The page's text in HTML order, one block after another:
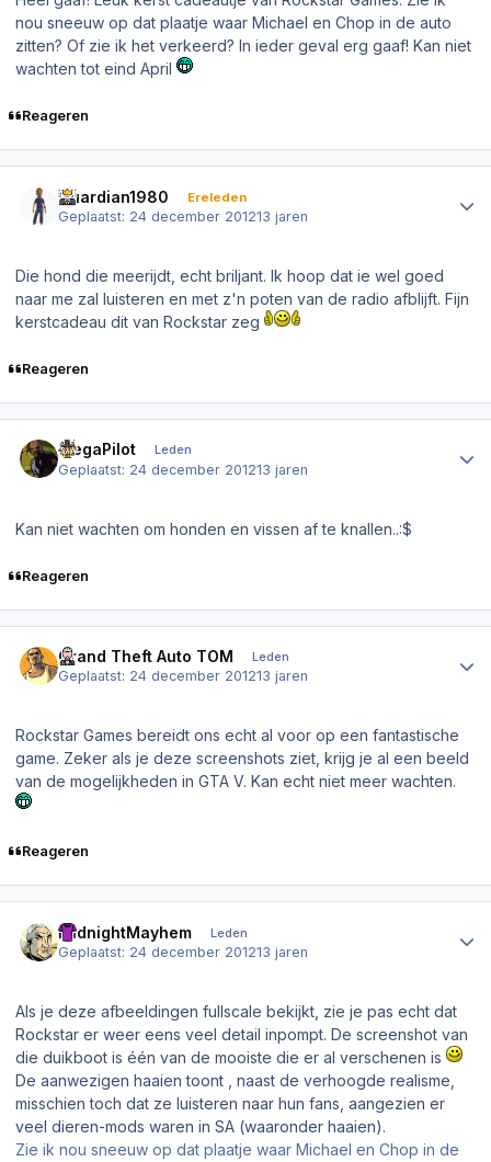
nou sneeuw op dat plaatje waar Michael en Chop in de auto
zitten? Of zie ik het verkeerd? In ieder geval erg gaaf! Kan niet
wachten tot eind April
Reageren
Guardian1980 Ereleden
Geplaatst: 24 december 201213 jaren
Die hond die meerijdt, echt briljant. Ik hoop dat ie wel goed
naar me zal luisteren en met z'n poten van de radio afblijft. Fijn
kerstcadeau dit van Rockstar zeg
Reageren
MegaPilot Leden
Geplaatst: 24 december 201213 jaren
Kan niet wachten om honden en vissen af te knallen..:$
Reageren
Grand Theft Auto TOM Leden
Geplaatst: 24 december 201213 jaren
Rockstar Games bereidt ons echt al voor op een fantastische
game. Zeker als je deze screenshots ziet, krijg je al een beeld
van de mogelijkheden in GTA V. Kan echt niet meer wachten.
Reageren
MidnightMayhem Leden
Geplaatst: 24 december 201213 jaren
Als je deze afbeeldingen fullscale bekijkt, zie je pas echt dat
Rockstar er weer eens veel detail inpompt. De screenshot van
die duikboot is één van de mooiste die er al verschenen is
De aanwezigen haaien toont , naast de verhoogde realisme,
misschien toch dat ze luisteren naar hun fans, aangezien er
veel dieren-mods waren in SA (waaronder haaien).
Zie ik nou sneeuw op dat plaatje waar Michael en Chop in de